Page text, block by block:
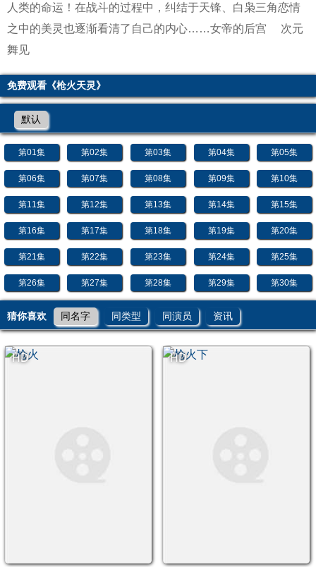
人类的命运！在战斗的过程中，纠结于天锋、白枭三角恋情
之中的美灵也逐渐看清了自己的内心……女帝的后宫
次元
舞见
免费观看《枪火天灵》
默认
第01集 第02集 第03集 第04集 第05集
第06集 第07集 第08集 第09集 第10集
第11集 第12集 第13集 第14集 第15集
第16集 第17集 第18集 第19集 第20集
第21集 第22集 第23集 第24集 第25集
第26集 第27集 第28集 第29集 第30集
猜你喜欢 同名字 同类型 同演员 资讯
HD HD